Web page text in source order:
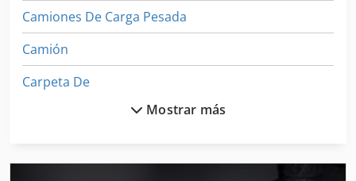
Camiones De Carga Pesada
Camión
Carpeta De
Carrito De Compras Mostrar más